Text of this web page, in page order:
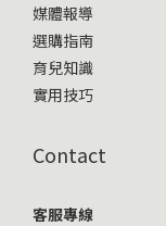
媒體報導
選購指南
育兒知識
實用技巧
Contact
客服專線